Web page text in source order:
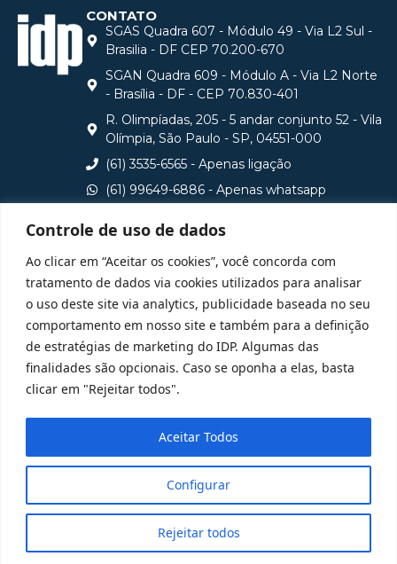
Controle de uso de dados
Ao clicar em “Aceitar os cookies”, você concorda com
tratamento de dados via cookies utilizados para analisar
o uso deste site via analytics, publicidade baseada no seu
comportamento em nosso site e também para a definição
de estratégias de marketing do IDP. Algumas das
finalidades são opcionais. Caso se oponha a elas, basta
clicar em "Rejeitar todos".
Configurar
Rejeitar todos
Aceitar Todos
CONTATO
SGAS Quadra 607 - Módulo 49 - Via L2 Sul -
Brasilia - DF CEP 70.200-670
SGAN Quadra 609 - Módulo A - Via L2 Norte
- Brasília - DF - CEP 70.830-401
R. Olimpíadas, 205 - 5 andar conjunto 52 - Vila
Olímpia, São Paulo - SP, 04551-000
(61) 3535-6565 - Apenas ligação
(61) 99649-6886 - Apenas whatsapp
Consulte aqui o cadastro da Instituição no Sistema e-
MEC
@ 2025 Todos Direitos Reservados